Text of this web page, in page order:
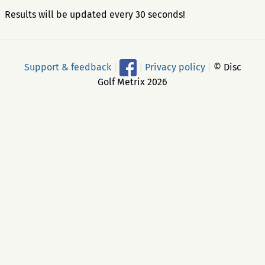
Results will be updated every 30 seconds!
Support & feedback Privacy policy
© Disc
Golf Metrix 2026